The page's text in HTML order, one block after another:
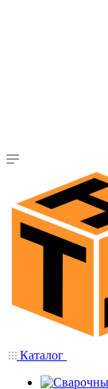
Каталог